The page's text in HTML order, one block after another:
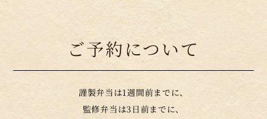
ご予約について
謹製弁当は1週間前までに、
監修弁当は3日前までに、